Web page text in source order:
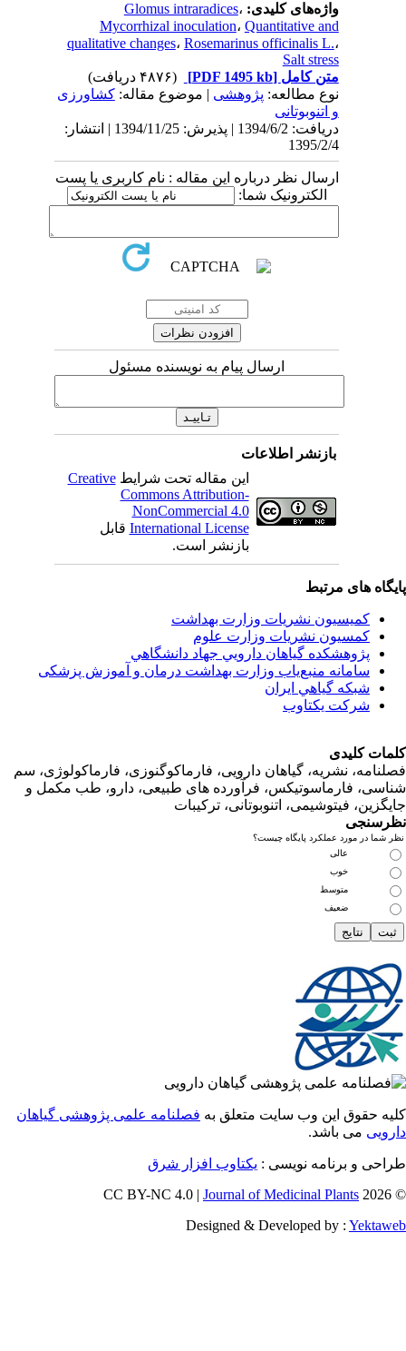
واژه‌های کلیدی: Glomus intraradices،
Mycorrhizal inoculation،Quantitative and
qualitative changes،Rosemarinus officinalis L.
Salt stress
متن کامل[PDF 1495 kb]
(۴۸۷۶ دریافت)
نوع مطالعه:پژوهشی| موضوع مقاله:كشاورزی
و اتنوبوتانی
دریافت: 1394/6/2 | پذیرش: 1394/11/25 | انتشار:
1395/2/4
ارسال نظر درباره این مقاله : نام کاربری یا پست
الکترونیک شما:
ارسال پیام به نویسنده مسئول
بازنشر اطلاعات
این مقاله تحت شرایط Creative
Commons Attribution-
NonCommercial 4.0
International Licenseقابل
بازنشر است.
های مرتبط
کمیسیون نشریات وزارت بهداشت
کمسیون نشریات وزارت علوم
پژوهشكده گياهان دارويي جهاد دانشگاهي
سامانه منبع‌ياب وزارت بهداشت درمان و آموزش پزشکی
شبكه گياهي ايران
شرکت یکتاوب
کلیدی
نشریه، گیاهان دارویی، فارماکوگنوزی، فارماکولوژی، سم
فارماسوتیکس، فرآورده های طبیعی، دارو، طب مکمل و
فیتوشیمی، اتنوبوتانی، ترکیبات
در مورد عملکرد پایگاه چیست؟
متوسط
ضعیف
حقوق این وب سایت متعلق بهفصلنامه علمی پژوهشی گیاهان
می باشد.
و برنامه نویسی :یکتاوب افزار شرق
Journal of Medicinal Plants
Designed & Developed by :